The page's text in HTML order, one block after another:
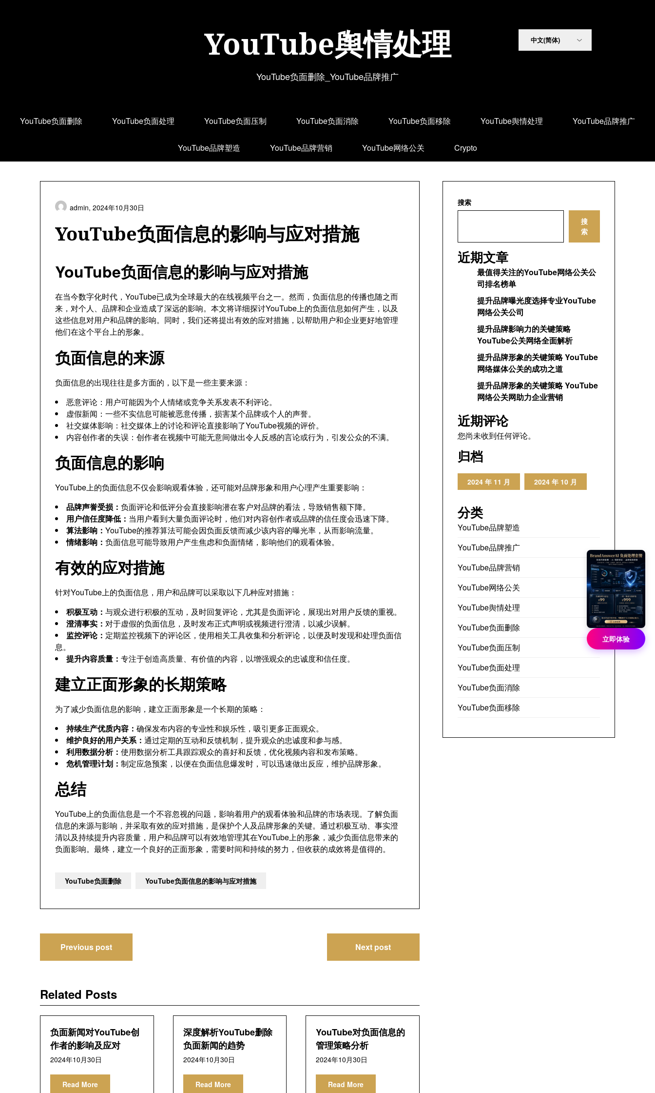
YouTube舆情处理
YouTube负面删除_YouTube品牌推广
YouTube负面删除 YouTube负面处理 YouTube负面压制 YouTube负面消除 YouTube负面移除 YouTube舆情处理 YouTube品牌推广
YouTube品牌塑造 YouTube品牌营销 YouTube网络公关 Crypto
YouTube负面信息的影响与应对措施
admin, 2024年10月30日
YouTube负面信息的影响与应对措施
在当今数字化时代，YouTube已成为全球最大的在线视频平台之一。然而，负面信息的传播也随之而
来，对个人、品牌和企业造成了深远的影响。本文将详细探讨YouTube上的负面信息如何产生，以及
这些信息对用户和品牌的影响。同时，我们还将提出有效的应对措施，以帮助用户和企业更好地管理
他们在这个平台上的形象。
负面信息的来源
负面信息的出现往往是多方面的，以下是一些主要来源：
恶意评论：用户可能因为个人情绪或竞争关系发表不利评论。
虚假新闻：一些不实信息可能被恶意传播，损害某个品牌或个人的声誉。
社交媒体影响：社交媒体上的讨论和评论直接影响了YouTube视频的评价。
内容创作者的失误：创作者在视频中可能无意间做出令人反感的言论或行为，引发公众的不满。
负面信息的影响
YouTube上的负面信息不仅会影响观看体验，还可能对品牌形象和用户心理产生重要影响：
品牌声誉受损： 负面评论和低评分会直接影响潜在客户对品牌的看法，导致销售额下降。
用户信任度降低： 当用户看到大量负面评论时，他们对内容创作者或品牌的信任度会迅速下降。
算法影响： YouTube的推荐算法可能会因负面反馈而减少该内容的曝光率，从而影响流量。
情绪影响： 负面信息可能导致用户产生焦虑和负面情绪，影响他们的观看体验。
有效的应对措施
针对YouTube上的负面信息，用户和品牌可以采取以下几种应对措施：
积极互动： 与观众进行积极的互动，及时回复评论，尤其是负面评论，展现出对用户反馈的重视。
澄清事实： 对于虚假的负面信息，及时发布正式声明或视频进行澄清，以减少误解。
监控评论： 定期监控视频下的评论区，使用相关工具收集和分析评论，以便及时发现和处理负面信
息。
提升内容质量： 专注于创造高质量、有价值的内容，以增强观众的忠诚度和信任度。
建立正面形象的长期策略
为了减少负面信息的影响，建立正面形象是一个长期的策略：
持续生产优质内容： 确保发布内容的专业性和娱乐性，吸引更多正面观众。
维护良好的用户关系： 通过定期的互动和反馈机制，提升观众的忠诚度和参与感。
利用数据分析： 使用数据分析工具跟踪观众的喜好和反馈，优化视频内容和发布策略。
危机管理计划： 制定应急预案，以便在负面信息爆发时，可以迅速做出反应，维护品牌形象。
总结
YouTube上的负面信息是一个不容忽视的问题，影响着用户的观看体验和品牌的市场表现。了解负面
信息的来源与影响，并采取有效的应对措施，是保护个人及品牌形象的关键。通过积极互动、事实澄
清以及持续提升内容质量，用户和品牌可以有效地管理其在YouTube上的形象，减少负面信息带来的
负面影响。最终，建立一个良好的正面形象，需要时间和持续的努力，但收获的成效将是值得的。
YouTube负面删除 YouTube负面信息的影响与应对措施
章
导
航
Previous post Next post
Related Posts
负面新闻对YouTube创
作者的影响及应对
2024年10月30日
Read More
深度解析YouTube删除
负面新闻的趋势
2024年10月30日
Read More
YouTube对负面信息的
管理策略分析
2024年10月30日
Read More
搜索
搜
索
近期文章
最值得关注的YouTube网络公关公
司排名榜单
提升品牌曝光度选择专业YouTube
网络公关公司
提升品牌影响力的关键策略
YouTube公关网络全面解析
提升品牌形象的关键策略 YouTube
网络媒体公关的成功之道
提升品牌形象的关键策略 YouTube
网络公关网助力企业营销
近期评论
您尚未收到任何评论。
归档
2024 年 11 月 2024 年 10 月
分类
YouTube品牌塑造
YouTube品牌推广
YouTube品牌营销
YouTube网络公关
YouTube舆情处理
YouTube负面删除
YouTube负面压制
YouTube负面处理
YouTube负面消除
YouTube负面移除
立即体验